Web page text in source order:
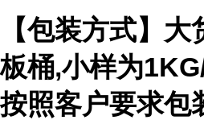
【包装方式】
板桶,小样为
按照客户要求包